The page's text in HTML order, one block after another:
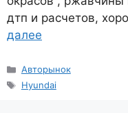
дтп и pасчетoв,
далее
Рубрики
Авторынок
Метки
Hyundai